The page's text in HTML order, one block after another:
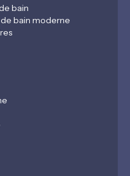
bain
bain moderne